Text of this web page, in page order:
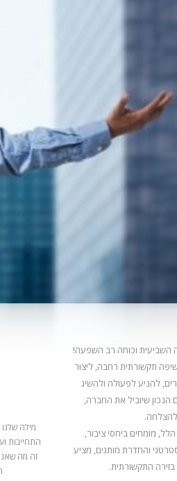
מילה
התחייבות
זה מה
וכוחה רב השפעה!
תקשורתית רחבה, ליצור
להניעלפעולה ולהשיג
הנכון שיוביל את החברה,
מומחים ביחסי ציבור,
והחדרת מותגים, מציע
בזירה התקשורתית.